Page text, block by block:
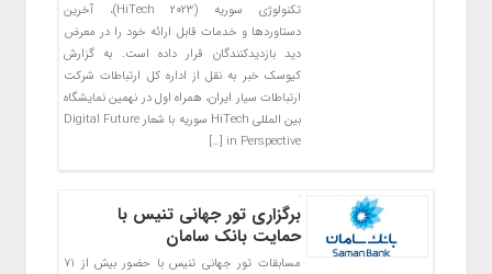
تکنولوژی سوریه (HiTech 2023)، آخرین
دستاوردها و خدمات قابل ارائه خود را در معرض
دید بازدیدکنندگان قرار داده است. به گزارش
کیوسک خبر به نقل از اداره کل ارتباطات شرکت
ارتباطات سیار ایران، همراه اول در نهمین نمایشگاه
بین المللی HiTech سوریه با شعار Digital Future
in Perspective […]
برگزاری تور جهانی تنیس با
حمایت بانک سامان
مسابقات تور جهانی تنیس با حضور بیش از ۷۱